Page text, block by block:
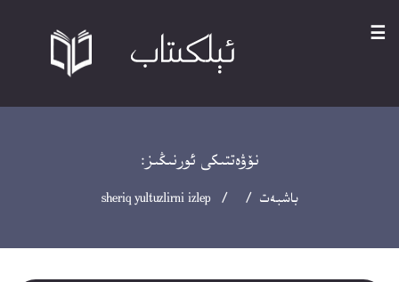
☰
نۆۋەتتىكى ئورنىڭىز:
باشبەت / / sheriq yultuzlirni izlep